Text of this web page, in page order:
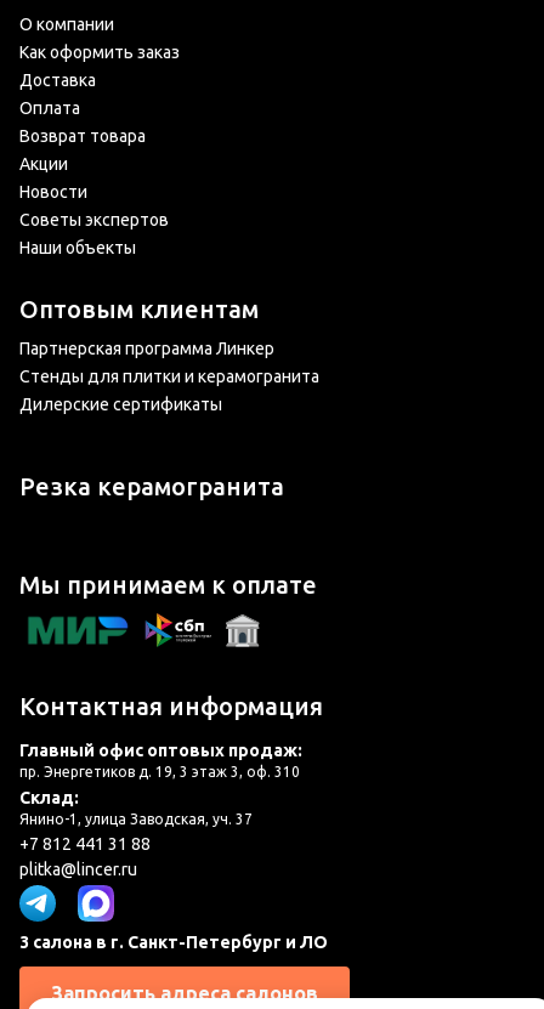
О компании
Как оформить заказ
Доставка
Оплата
Возврат товара
Акции
Новости
Советы экспертов
Наши объекты
Оптовым клиентам
Партнерская программа Линкер
Стенды для плитки и керамогранита
Дилерские сертификаты
Резка керамогранита
Мы принимаем к оплате
Контактная информация
Главный офис оптовых продаж:
пр. Энергетиков д. 19, 3 этаж 3, оф. 310
Склад:
Янино-1, улица Заводская, уч. 37
+7 812 441 31 88
plitka@lincer.ru
3 салона в г. Санкт-Петербург и ЛО
Запросить адреса салонов